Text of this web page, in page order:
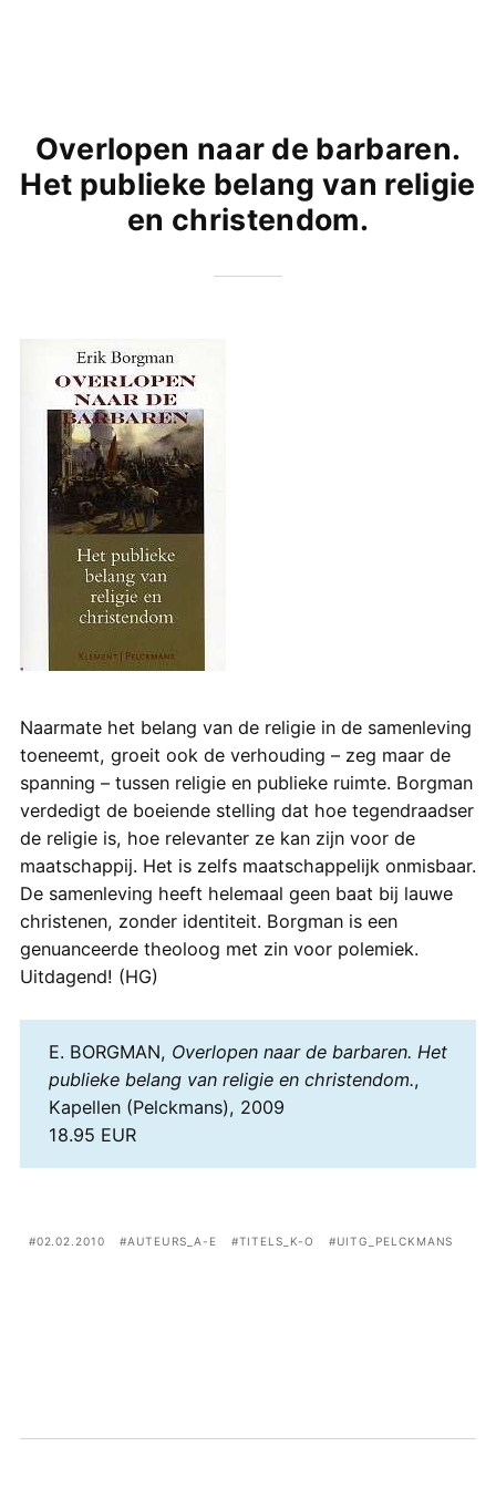
Overlopen naar de barbaren.
Het publieke belang van religie
en christendom.
Naarmate het belang van de religie in de samenleving
toeneemt, groeit ook de verhouding – zeg maar de
spanning – tussen religie en publieke ruimte. Borgman
verdedigt de boeiende stelling dat hoe tegendraadser
de religie is, hoe relevanter ze kan zijn voor de
maatschappij. Het is zelfs maatschappelijk onmisbaar.
De samenleving heeft helemaal geen baat bij lauwe
christenen, zonder identiteit. Borgman is een
genuanceerde theoloog met zin voor polemiek.
Uitdagend! (HG)
E. BORGMAN, Overlopen naar de barbaren. Het
publieke belang van religie en christendom.,
Kapellen (Pelckmans), 2009
18.95 EUR
02.02.2010 AUTEURS_A-E TITELS_K-O UITG_PELCKMANS